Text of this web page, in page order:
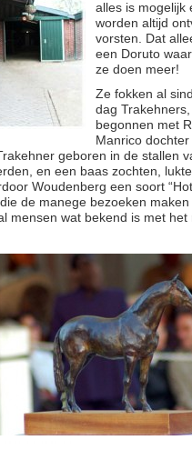
alles is mogelijk
worden altijd
vorsten. Dat
een Doruto
ze doen meer!
Ze fokken al
dag
begonnen met
Manrico
geboren in de stallen
en een baas zochten,
Woudenberg een soort
de manege bezoeken
mensen wat bekend is met het